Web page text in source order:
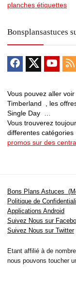
planches étiquettes
Bonsplansastuces
Vous pouvez aller
Timberland , les
Single Day …
Vous trouverez
differentes
promos sur des
Bons Plans Astuces
Politique de
Applications Android
Suivez Nous sur
Suivez Nous sur Twitter
Etant affilié à de
nous pouvons toucher